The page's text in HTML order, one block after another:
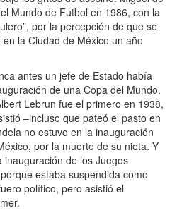
Mundo de Futbol en 1986, con la
por la percepción de que se
la Ciudad de México un año
antes un jefe de Estado había
de una Copa del Mundo.
Lebrun fue el primero en 1938,
–incluso que pateó el pasto en
no estuvo en la inauguración
por la muerte de su nieta. Y
inauguración de los Juegos
estaba suspendida como
político, pero asistió el